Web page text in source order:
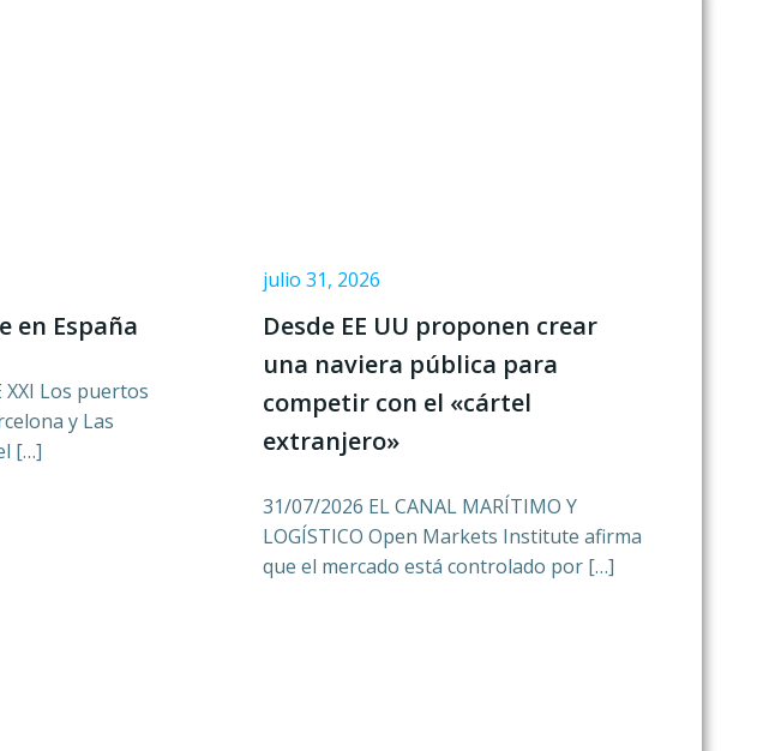
en España
XXI Los puertos
y Las
[…]
julio 31, 2026
Desde EE UU proponen crear
una naviera pública para
competir con el «cártel
extranjero»
31/07/2026 EL CANAL MARÍTIMO Y
LOGÍSTICO Open Markets Institute afirma
que el mercado está controlado por […]